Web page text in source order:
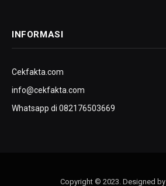
INFORMASI
Cekfakta.com
info@cekfakta.com
Whatsapp di 082176503669
Copyright © 2023. Designed by